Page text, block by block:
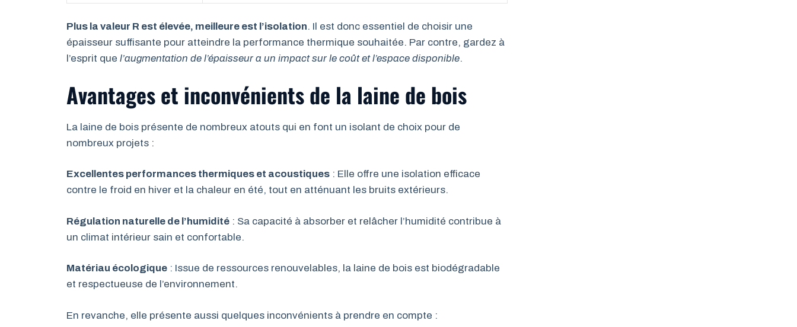
Plus la valeur R est élevée, meilleure est l’isolation. Il est donc essentiel de choisir une
épaisseur suffisante pour atteindre la performance thermique souhaitée. Par contre, gardez à
l’esprit que l’augmentation de l’épaisseur a un impact sur le coût et l’espace disponible.
Avantages et inconvénients de la laine de bois
La laine de bois présente de nombreux atouts qui en font un isolant de choix pour de
nombreux projets :
Excellentes performances thermiques et acoustiques : Elle offre une isolation efficace
contre le froid en hiver et la chaleur en été, tout en atténuant les bruits extérieurs.
Régulation naturelle de l’humidité : Sa capacité à absorber et relâcher l’humidité contribue à
un climat intérieur sain et confortable.
Matériau écologique : Issue de ressources renouvelables, la laine de bois est biodégradable
et respectueuse de l’environnement.
En revanche, elle présente aussi quelques inconvénients à prendre en compte :